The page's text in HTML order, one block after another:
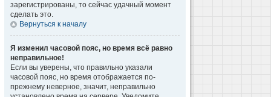
зарегистрированы, то сейчас удачный момент
сделать это.
Вернуться к началу
Я изменил часовой пояс, но время всё равно
неправильное!
Если вы уверены, что правильно указали
часовой пояс, но время отображается по-
прежнему неверное, значит, неправильно